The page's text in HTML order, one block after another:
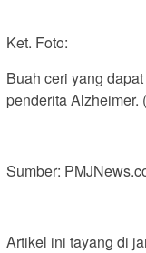
Ket. Foto:
Buah ceri yang
penderita Alzheimer.
Sumber:
Artikel ini tayang di